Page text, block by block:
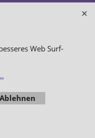
Web Surf-
Ablehnen